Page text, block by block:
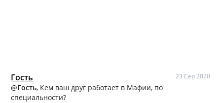
Гость 23 Сер 2020
@Гость, Кем ваш друг работает в Мафии, по
специальности?